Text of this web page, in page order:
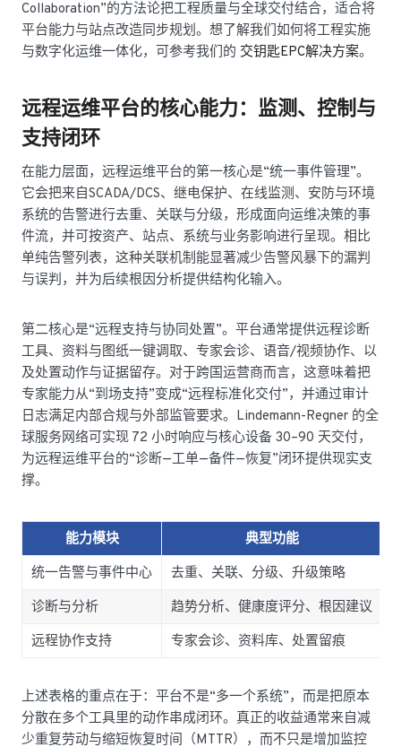
Collaboration”的方法论把工程质量与全球交付结合，适合将
平台能力与站点改造同步规划。想了解我们如何将工程实施
与数字化运维一体化，可参考我们的 交钥匙EPC解决方案。
远程运维平台的核心能力：监测、控制与
支持闭环
在能力层面，远程运维平台的第一核心是“统一事件管理”。
它会把来自SCADA/DCS、继电保护、在线监测、安防与环境
系统的告警进行去重、关联与分级，形成面向运维决策的事
件流，并可按资产、站点、系统与业务影响进行呈现。相比
单纯告警列表，这种关联机制能显著减少告警风暴下的漏判
与误判，并为后续根因分析提供结构化输入。
第二核心是“远程支持与协同处置”。平台通常提供远程诊断
工具、资料与图纸一键调取、专家会诊、语音/视频协作、以
及处置动作与证据留存。对于跨国运营商而言，这意味着把
专家能力从“到场支持”变成“远程标准化交付”，并通过审计
日志满足内部合规与外部监管要求。Lindemann-Regner 的全
球服务网络可实现 72 小时响应与核心设备 30–90 天交付，
为远程运维平台的“诊断—工单—备件—恢复”闭环提供现实支
撑。
能力模块
典型功能
统一告警与事件中心
去重、关联、分级、升级策略
诊断与分析
趋势分析、健康度评分、根因建议
远程协作支持
专家会诊、资料库、处置留痕
上述表格的重点在于：平台不是“多一个系统”，而是把原本
分散在多个工具里的动作串成闭环。真正的收益通常来自减
少重复劳动与缩短恢复时间（MTTR），而不只是增加监控